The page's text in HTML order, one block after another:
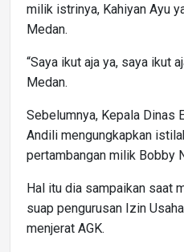
milik istrinya, Kahiyan Ayu
Medan.
“Saya ikut aja ya, saya ikut
Medan.
Sebelumnya, Kepala Dinas
Andili mengungkapkan
pertambangan milik Bobby
Hal itu dia sampaikan saat
suap pengurusan Izin
menjerat AGK.